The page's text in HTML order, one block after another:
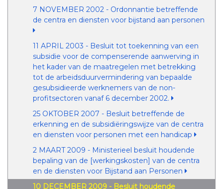
7 NOVEMBER 2002 - Ordonnantie betreffende
de centra en diensten voor bijstand aan personen
11 APRIL 2003 - Besluit tot toekenning van een
subsidie voor de compenserende aanwerving in
het kader van de maatregelen met betrekking
tot de arbeidsduurvermindering van bepaalde
gesubsidieerde werknemers van de non-
profitsectoren vanaf 6 december 2002.
25 OKTOBER 2007 - Besluit betreffende de
erkenning en de subsidiëringswijze van de centra
en diensten voor personen met een handicap
2 MAART 2009 - Ministerieel besluit houdende
bepaling van de [werkingskosten] van de centra
en de diensten voor Bijstand aan Personen
10 DECEMBER 2009 - Besluit houdende